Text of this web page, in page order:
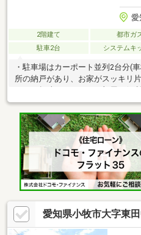
愛
2階建て 都市ガ
駐車2台
システムキ
・駐車場はカーポート並列2台分(
所の納戸があり、お家がスッキリ
たつあり・2階にも洗面台があり
ッチンには便利な勝手口あり・南
ルコニー・ゆとりある玄関＆床の
お迎えできます・広々とした南庭
愛知県小牧市大字東